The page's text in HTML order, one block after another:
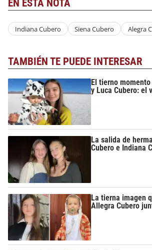
EN ESTA NOTA
Indiana Cubero Siena Cubero Alegra
TAMBIÉN TE PUEDE INTERESAR
El tierno
y Luca Cubero: el
La salida de
Cubero e Indiana
La tierna imagen
Allegra Cubero